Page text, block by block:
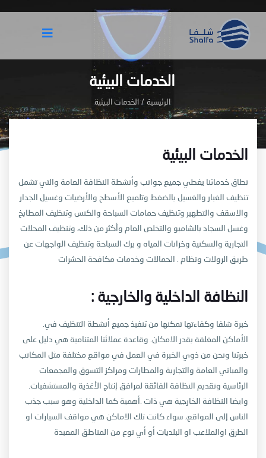
الخدمات البيئية
الخدمات البيئية / الرئيسية
الخدمات البيئية
نطاق خدماتنا يغطي جميع جوانب وأنشطة النظافة العامة والتي تشمل
تنظيف الغبار والغسيل بالضغط وتلميع الأسطح والأرضيات وغسيل الجدار
والاسقف والتطهير وتنظيف حمامات السباحة والكنس وتنظيف المطابخ
وغسل السجاد بالشامبو والتخلص العام وأكثر من ذلك، وتنظيف المحلات
التجارية والسكنية وخزانات المياه و برك السباحة وتنظيف الواجهات عن
طريق الرولات ونظام
. الحمالات وخدمات مكافحة الحشرات
: النظافة الداخلية والخارجية
الأماكن المغلقة بقدر الامكان. وقاعدة عملائنا المتنامية هي دليل على
خبرتنا ونحن من ذوي الخبرة في العمل في مواقع مختلفة مثل المكاتب
والمباني العامة والتجارية والمطارات ومراكز التسوق والمجمعات
الرئاسية وتقديم النظافة الفائقة لمرافق إنتاج الأغذية والمستشفيات.
وايضا النظافة الخارجية هي ذات .أهمية كما الداخلية وهو سبب جذب
الناس إلى المواقع، سواء كانت تلك الاماكن هي مواقف السيارات او
الطرق اوالملاعب او البلديات أو أي نوع من المناطق المعبدة